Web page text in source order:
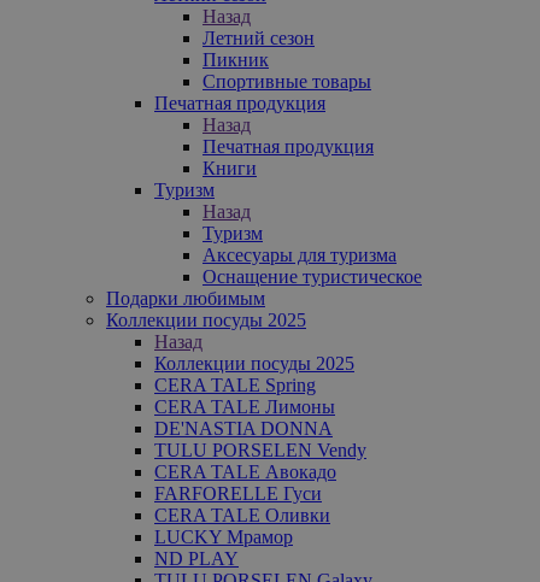
Назад
Летний сезон
Пикник
Спортивные товары
Печатная продукция
Назад
Печатная продукция
Книги
Туризм
Назад
Туризм
Аксесуары для туризма
Оснащение туристическое
Подарки любимым
Коллекции посуды 2025
Назад
Коллекции посуды 2025
CERA TALE Spring
CERA TALE Лимоны
DE'NASTIA DONNA
TULU PORSELEN Vendy
CERA TALE Авокадо
FARFORELLE Гуси
CERA TALE Оливки
LUCKY Мрамор
ND PLAY